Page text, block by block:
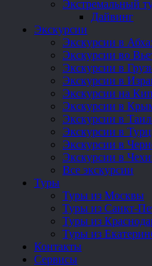
Экстремальный
Дайвинг
Экскурсии
Экскурсии в
Экскурсии во
Экскурсии в
Экскурсии в
Экскурсии на
Экскурсии в
Экскурсии в
Экскурсии в
Экскурсии в
Экскурсии в
Все экскурсии
Туры
Туры из Москвы
Туры из Санкт-
Туры из
Туры из
Контакты
Сервисы